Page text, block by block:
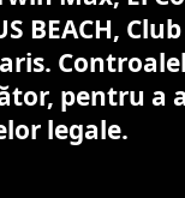
BEACH,
pentru a
legale.